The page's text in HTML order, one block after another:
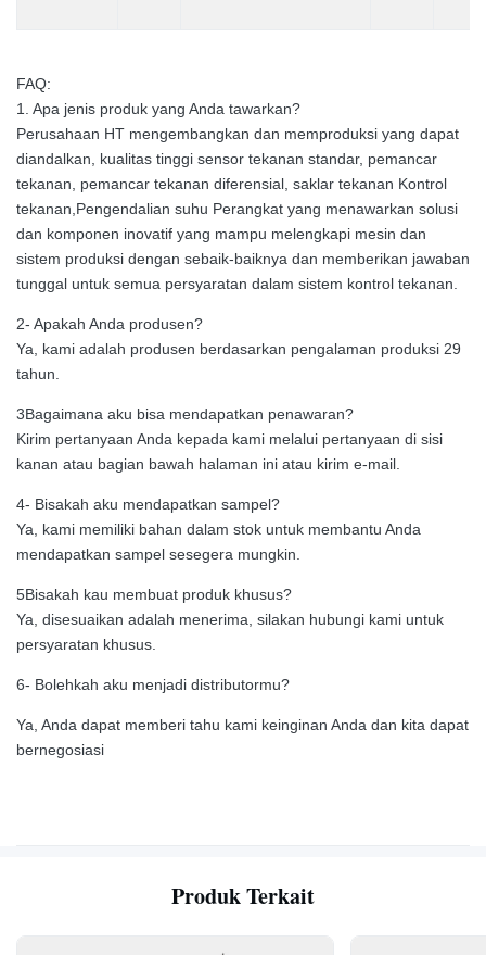
FAQ:
1. Apa jenis produk yang Anda tawarkan?
Perusahaan HT mengembangkan dan memproduksi yang dapat
diandalkan, kualitas tinggi sensor tekanan standar, pemancar
tekanan, pemancar tekanan diferensial, saklar tekanan Kontrol
tekanan,Pengendalian suhu Perangkat yang menawarkan solusi
dan komponen inovatif yang mampu melengkapi mesin dan
sistem produksi dengan sebaik-baiknya dan memberikan jawaban
tunggal untuk semua persyaratan dalam sistem kontrol tekanan.
2- Apakah Anda produsen?
Ya, kami adalah produsen berdasarkan pengalaman produksi 29
tahun.
3Bagaimana aku bisa mendapatkan penawaran?
Kirim pertanyaan Anda kepada kami melalui pertanyaan di sisi
kanan atau bagian bawah halaman ini atau kirim e-mail.
4- Bisakah aku mendapatkan sampel?
Ya, kami memiliki bahan dalam stok untuk membantu Anda
mendapatkan sampel sesegera mungkin.
5Bisakah kau membuat produk khusus?
Ya, disesuaikan adalah menerima, silakan hubungi kami untuk
persyaratan khusus.
6- Bolehkah aku menjadi distributormu?
Ya, Anda dapat memberi tahu kami keinginan Anda dan kita dapat
bernegosiasi
Produk Terkait